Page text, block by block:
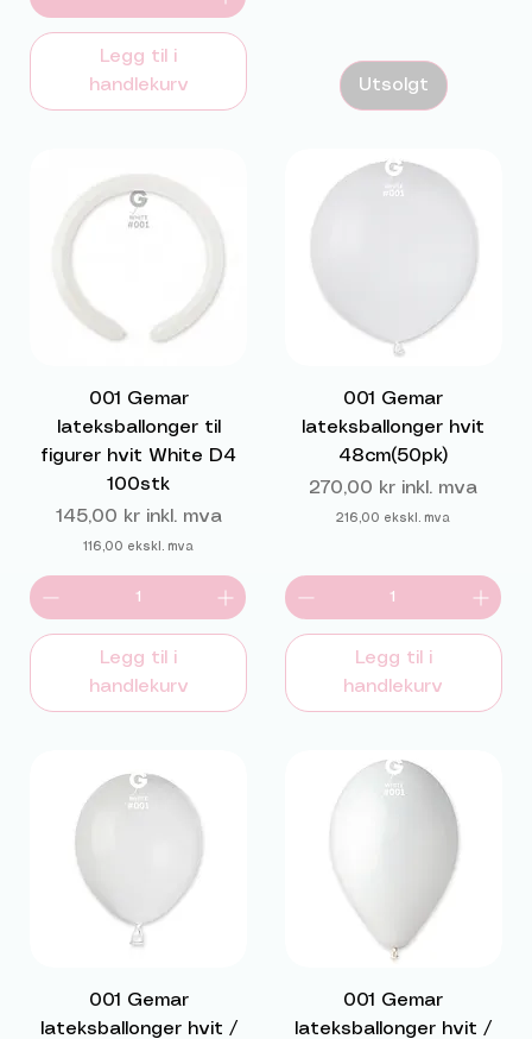
Legg til i
handlekurv
Utsolgt
001 Gemar
lateksballonger til
figurer hvit White D4
100stk
Pris
145,00 kr inkl. mva
116,00 ekskl. mva
Legg til i
handlekurv
001 Gemar
lateksballonger hvit
48cm(50pk)
Pris
270,00 kr inkl. mva
216,00 ekskl. mva
Legg til i
handlekurv
001 Gemar
lateksballonger hvit /
001 Gemar
lateksballonger hvit /